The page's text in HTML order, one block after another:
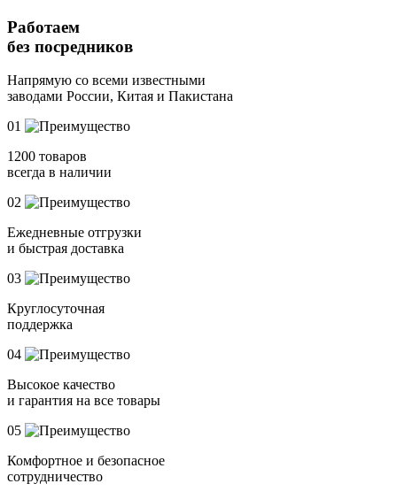
Работаем
без посредников
Напрямую со всеми известными
заводами России, Китая и Пакистана
01
1200 товаров
всегда в наличии
02
Ежедневные отгрузки
и быстрая доставка
03
Круглосуточная
поддержка
04
Высокое качество
и гарантия на все товары
05
Комфортное и безопасное
сотрудничество